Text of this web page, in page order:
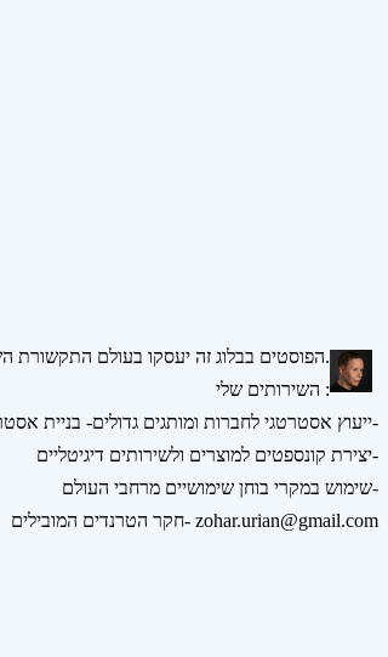
הפוסטים בבלוג זה יעסקו בעולם התקשורת השיווקית שיווק, מיתוג, אסטרטגיה, דיגיטל ומדיה חברתית.
השירותים שלי :
ייעוץ אסטרטגי לחברות ומותגים גדולים- בניית אסטרטגיה דיגיטלית-
יצירת קונספטים למוצרים ולשירותים דיגיטליים-
שימוש במקרי בוחן שימושיים מרחבי העולם-
חקר הטרנדים המובילים- zohar.urian@gmail.com